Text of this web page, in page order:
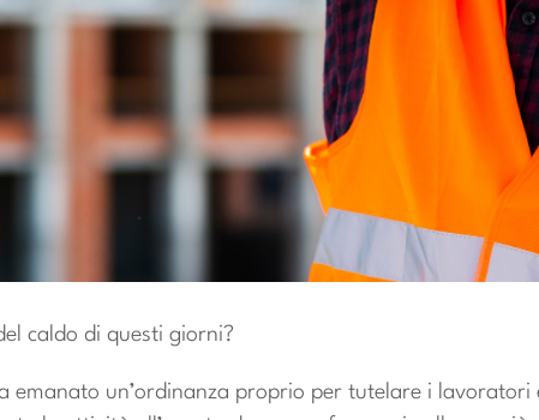
caldo di questi giorni?
emanato un’ordinanza proprio per tutelare i